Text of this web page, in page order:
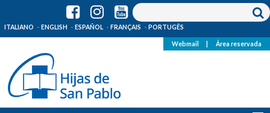
ITALIANO ENGLISH ESPAÑOL FRANÇAIS PORTUGÊS
Webmail Área reservada